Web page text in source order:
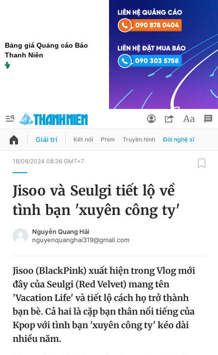
Bảng giá Quảng cáo Báo
Thanh Niên
QUẢNG CÁO
Chuyên mục
Chuyên mục khác
Tin thị trường Tin 360
Video Magazine
Đổi mật khẩu
Tin đã lưu
Tin đã xem
Đăng xuất
Giải trí Kết nối Phim Truyền hình Đời nghệ sĩ
18/08/2024 08:36 GMT+7
Jisoo và Seulgi tiết lộ về
tình bạn 'xuyên công ty'
Nguyễn Quang Hải
nguyenquanghai319@gmail.com
Jisoo (BlackPink) xuất hiện trong Vlog mới
đây của Seulgi (Red Velvet) mang tên
'Vacation Life' và tiết lộ cách họ trở thành
bạn bè. Cả hai là cặp bạn thân nổi tiếng của
Kpop với tình bạn 'xuyên công ty' kéo dài
nhiều năm.